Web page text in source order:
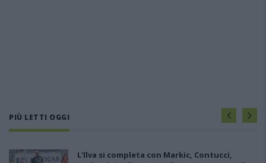
PIÙ LETTI OGGI
L'Ilva si completa con Markic, Contucci,